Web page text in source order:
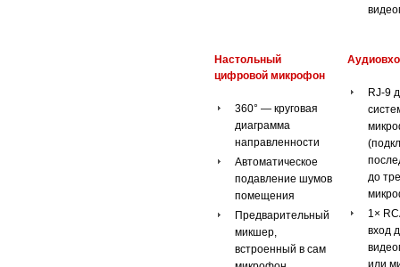
Настольный
цифровой микрофон
360° — круговая
диаграмма
направленности
Автоматическое
подавление шумов
помещения
Предварительный
микшер,
встроенный в сам
RJ-9
до
1×
вход
или